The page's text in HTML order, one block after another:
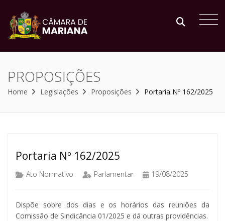
PROPOSIÇÕES
Home Legislações Proposições Portaria Nº 162/2025
Portaria Nº 162/2025
Ato Normativo Parlamentar 19/08/2025
Dispõe sobre dos dias e os horários das reuniões da
Comissão de Sindicância 01/2025 e dá outras providências.